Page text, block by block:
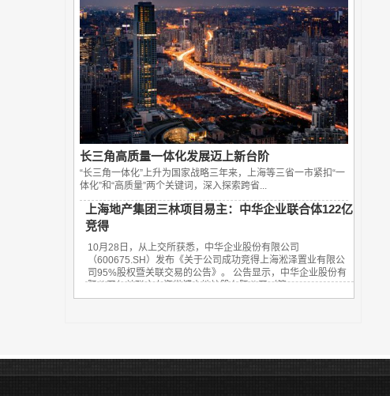
长三角高质量一体化发展迈上新台阶
“长三角一体化”上升为国家战略三年来，上海等三省一市紧扣“一
体化”和“高质量”两个关键词，深入探索跨省...
上海地产集团三林项目易主：中华企业联合体122亿
竞得
10月28日，从上交所获悉，中华企业股份有限公司
（600675.SH）发布《关于公司成功竞得上海淞泽置业有限公
司95%股权暨关联交易的公告》。 公告显示，中华企业股份有
限公司与关联方上海世博土地控股有限公司（简...